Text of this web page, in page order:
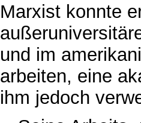
Marxist konnte
und im
arbeiten, eine
ihm jedoch